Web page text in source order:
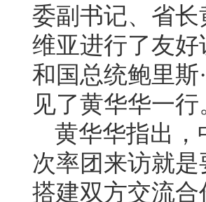
委副书记、省
维亚进行了友
和国总统鲍里斯
见了黄华华一行
黄华华指出，
次率团来访就
搭建双方交流